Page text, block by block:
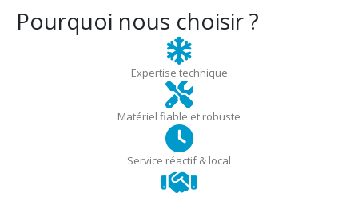
Pourquoi nous choisir ?
Expertise technique
Matériel fiable et robuste
Service réactif & local